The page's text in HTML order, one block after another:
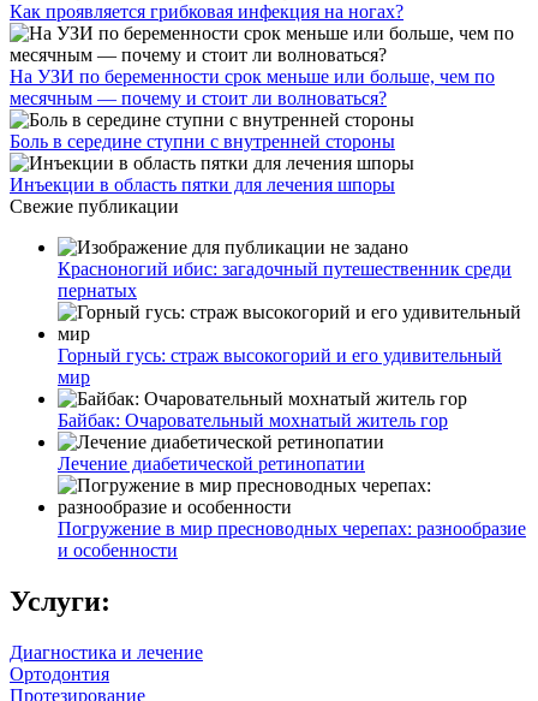
Как проявляется грибковая инфекция на ногах?
На УЗИ по беременности срок меньше или больше, чем по
месячным — почему и стоит ли волноваться?
Боль в середине ступни с внутренней стороны
Инъекции в область пятки для лечения шпоры
Свежие публикации
Красноногий ибис: загадочный путешественник среди
пернатых
Горный гусь: страж высокогорий и его удивительный
мир
Байбак: Очаровательный мохнатый житель гор
Лечение диабетической ретинопатии
Погружение в мир пресноводных черепах: разнообразие
и особенности
Услуги:
Диагностика и лечение
Ортодонтия
Протезирование